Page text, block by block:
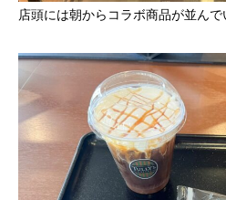
店頭には朝からコラボ商品が並んで